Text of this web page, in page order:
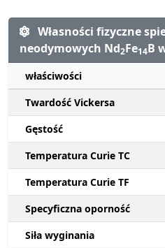
Własności fizyczne
neodymowych Nd2Fe14B
właściwości
Twardość Vickersa
Gęstość
Temperatura Curie TC
Temperatura Curie TF
Specyficzna oporność
Siła wyginania